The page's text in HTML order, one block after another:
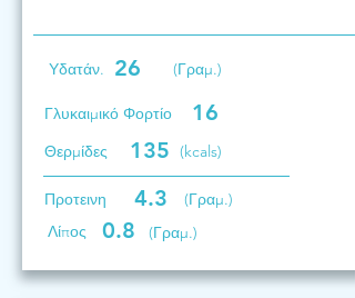
Υδατάν. 26 (Γραμ.)
Γλυκαιμικό Φορτίο 16
Θερμίδες 135 (kcals)
Προτεινη 4.3
(Γραμ.)
Λίπος
0.8 (Γραμ.)